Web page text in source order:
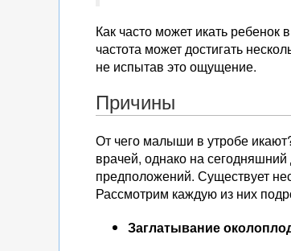
Как часто может икать
частота может достигать
не испытав это ощущение.
Причины
От чего малыши в утробе
врачей, однако на
предположений. Существует
Рассмотрим каждую из них
Заглатывание